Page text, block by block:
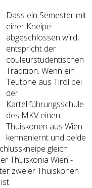
Dass ein Semester mit
einer Kneipe
abgeschlossen wird,
entspricht der
couleurstudentischen
Tradition. Wenn ein
Teutone aus Tirol bei
der
Kartellführungsschule
des MKV einen
Thuiskonen aus Wien
kennenlernt und beide
gleich
Thuiskonia Wien -
zweier Thuiskonen